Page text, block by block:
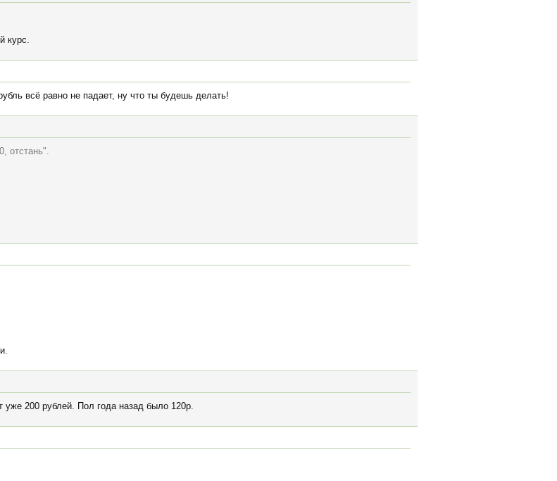
курс.
всё равно не падает, ну что ты будешь делать!
отстань".
уже 200 рублей. Пол года назад было 120р.